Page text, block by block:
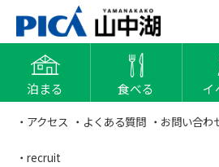
泊まる 食べる イ
・アクセス ・よくある質問 ・お問い合わ
・recruit